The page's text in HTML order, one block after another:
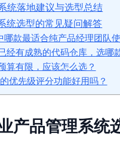
统落地建议与选型总结
统选型的常见疑问解答
哪款最适合纯产品经理团队
经有成熟的代码仓库，选哪
算有限，应该怎么选？
优先级评分功能好用吗？
产品管理系统